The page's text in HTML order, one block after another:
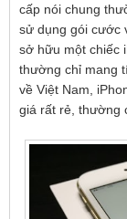
cấp nói chung
sử dụng gói cước
sở hữu một chiếc
thường chỉ mang
về Việt Nam,
giá rất rẻ, thường